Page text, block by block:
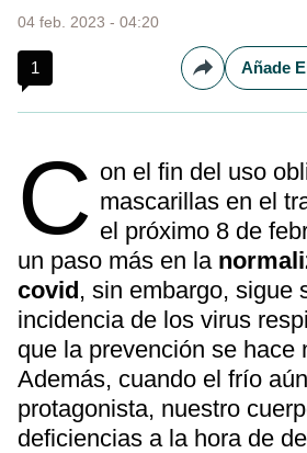
04 feb. 2023 - 04:20
1 Compartir
Añade
C on el fin del uso
mascarillas en el
el próximo 8 de
un paso más en la
covid, sin embargo, sigue
incidencia de los virus
que la prevención se hace
Además, cuando el frío
protagonista, nuestro
deficiencias a la hora de